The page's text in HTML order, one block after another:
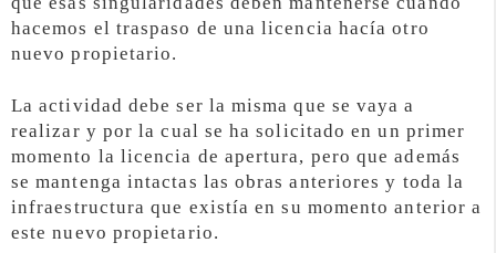
hacemos el traspaso de una licencia hacía otro
nuevo propietario.
La actividad debe ser la misma que se vaya a
realizar y por la cual se ha solicitado en un primer
momento la licencia de apertura, pero que además
se mantenga intactas las obras anteriores y toda la
infraestructura que existía en su momento anterior a
este nuevo propietario.